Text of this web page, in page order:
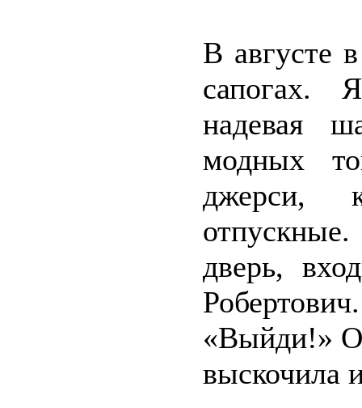
В августе
сапогах.
надевая
модных
джерси,
дверь,
«Выйди!»
выскочила